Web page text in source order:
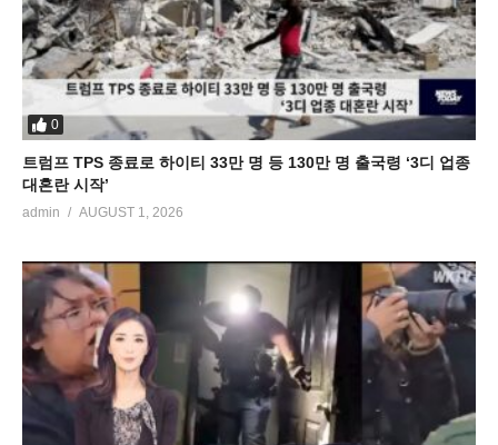
0
트럼프 TPS 종료로 하이티 33만 명 등 130만 명 출국령 ‘3디 업종
대혼란 시작’
admin AUGUST 1, 2026